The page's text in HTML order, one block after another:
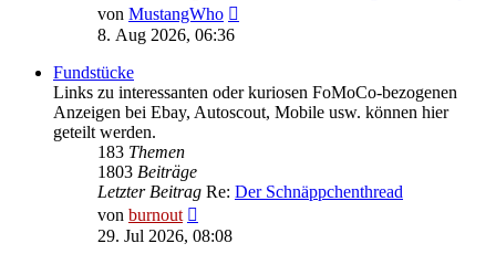
von MustangWho
8. Aug 2026, 06:36
Fundstücke
Links zu interessanten oder kuriosen FoMoCo-bezogenen
Anzeigen bei Ebay, Autoscout, Mobile usw. können hier
geteilt werden.
183 Themen
1803 Beiträge
Letzter Beitrag Re: Der Schnäppchenthread
von burnout
Beitrag
29. Jul 2026, 08:08